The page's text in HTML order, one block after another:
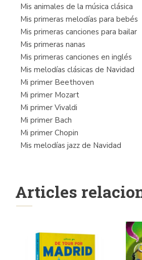
Mis animales de la música clásica
Mis primeras melodías para bebés
Mis primeras canciones para bailar
Mis primeras nanas
Mis primeras canciones en inglés
Mis melodías clásicas de Navidad
Mi primer Beethoven
Mi primer Mozart
Mi primer Vivaldi
Mi primer Bach
Mi primer Chopin
Mis melodías jazz de Navidad
Articles